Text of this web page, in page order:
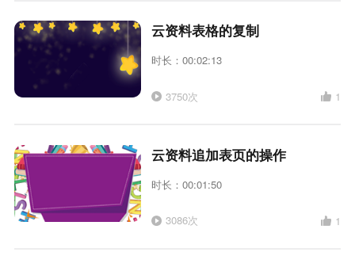
云资料表格的复制
时长：00:02:13
3750次 1
云资料追加表页的操作
时长：00:01:50
3086次 1